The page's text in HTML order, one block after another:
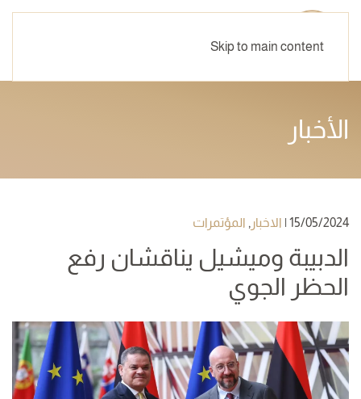
Skip to main content
الأخبار
15/05/2024
| الاخبار , المؤتمرات
الدبيبة وميشيل يناقشان رفع
الحظر الجوي